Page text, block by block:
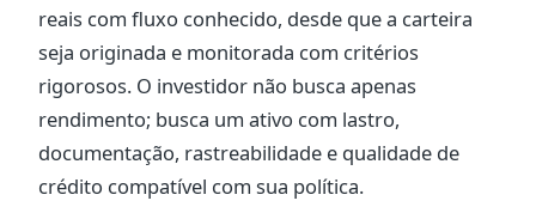
reais com fluxo conhecido, desde que a carteira
seja originada e monitorada com critérios
rigorosos. O investidor não busca apenas
rendimento; busca um ativo com lastro,
documentação, rastreabilidade e qualidade de
crédito compatível com sua política.